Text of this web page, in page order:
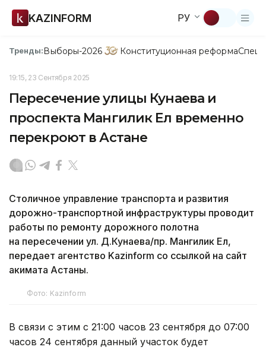
KAZINFORM РУ
Тренды:Выборы-2026 Конституционная реформа
19:15, 23 Сентября 2025
Пересечение улицы Кунаева и
проспекта Мангилик Ел временно
перекроют в Астане
Столичное управление транспорта и развития
дорожно-транспортной инфраструктуры проводит
работы по ремонту дорожного полотна
на пересечении ул. Д.Кунаева/пр. Мангилик Ел,
передает агентство Kazinform со ссылкой на сайт
акимата Астаны.
Фото: Kazinform
В связи с этим с 21:00 часов 23 сентября до 07:00
часов 24 сентября данный участок будет